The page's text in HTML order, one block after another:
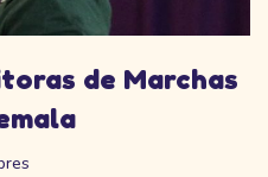
de Marchas